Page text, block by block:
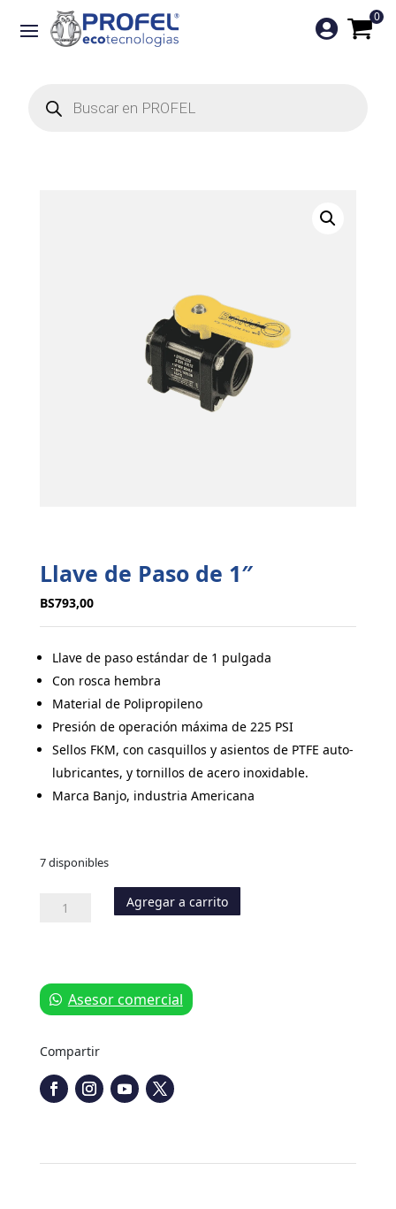
productos
0

Llave de Paso de 1″
BS793,00
Llave de paso estándar de 1 pulgada
Con rosca hembra
Material de Polipropileno
Presión de operación máxima de 225 PSI
Sellos FKM, con casquillos y asientos de PTFE auto-
lubricantes, y tornillos de acero inoxidable.
Marca Banjo, industria Americana
7 disponibles
Llave
cantidad
Agregar a carrito
Asesor comercial
Compartir